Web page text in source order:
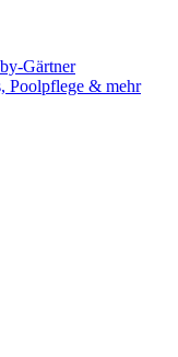
Gärtner
Poolpflege & mehr